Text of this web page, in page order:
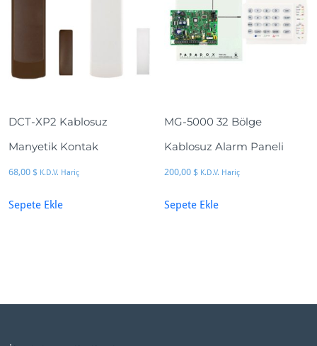
DCT-XP2 Kablosuz
Manyetik Kontak
68,00 $ K.D.V. Hariç
Sepete Ekle
MG-5000 32 Bölge
Kablosuz Alarm Paneli
200,00 $ K.D.V. Hariç
Sepete Ekle